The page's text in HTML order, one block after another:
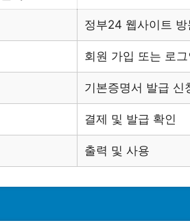
정부24 웹사이트 방
회원 가입 또는 로그
기본증명서 발급 신
결제 및 발급 확인
출력 및 사용